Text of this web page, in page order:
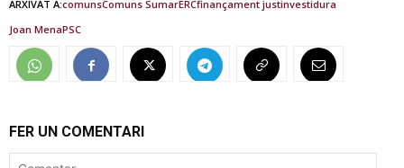
ARXIVAT A:comunsComuns SumarERCfinançament justinvestidura
Joan MenaPSC
FER UN COMENTARI